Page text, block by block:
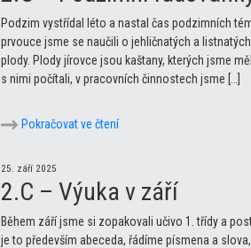
Podzim vystřídal léto a nastal čas podzimních
prvouce jsme se naučili o jehličnatých a
plody. Plody jírovce jsou kaštany, kterých jsme
s nimi počítali, v pracovních činnostech jsme […]
Pokračovat ve čtení
25. září 2025
2.C – Výuka v září
Během září jsme si zopakovali učivo 1. třídy a
je to především abeceda, řádíme písmena a